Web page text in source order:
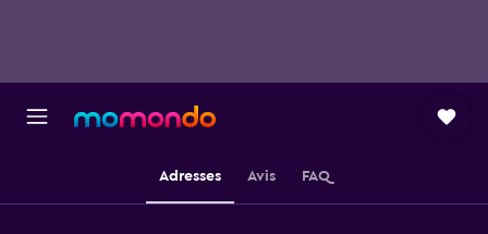
Adresses Avis FAQ